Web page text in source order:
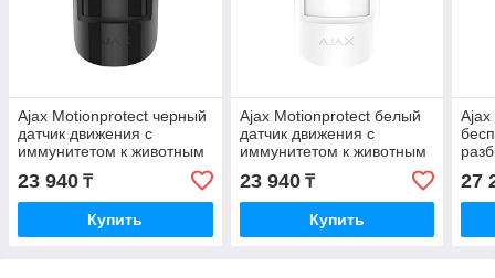
Ajax Motionprotect черный
датчик движения с
иммунитетом к животным
23 940 ₸
Купить
Ajax Motionprotect белый
датчик движения с
иммунитетом к животным
23 940₸
Купить
Ajax
27